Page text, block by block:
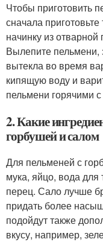
Чтобы приготовить
сначала
начинку из
Вылепите пельмени,
вытекла во время
кипящую воду и
пельмени горячими
2. Какие
горбушей и салом
Для пельменей с
мука, яйцо, вода для
перец. Сало лучше
придать более
подойдут также
вкусу, например,